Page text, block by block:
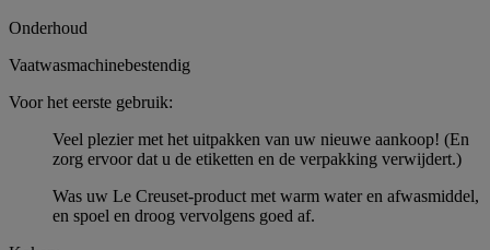
Onderhoud
Vaatwasmachinebestendig
Voor het eerste gebruik:
Veel plezier met het uitpakken van uw nieuwe aankoop! (En
zorg ervoor dat u de etiketten en de verpakking verwijdert.)
Was uw Le Creuset-product met warm water en afwasmiddel,
en spoel en droog vervolgens goed af.